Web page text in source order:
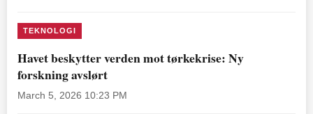
TEKNOLOGI
Havet beskytter verden mot tørkekrise: Ny
forskning avslørt
March 5, 2026 10:23 PM